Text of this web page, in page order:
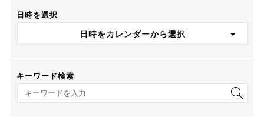
日時を選択
日時をカレンダーから選択
キーワード検索
キーワード検索